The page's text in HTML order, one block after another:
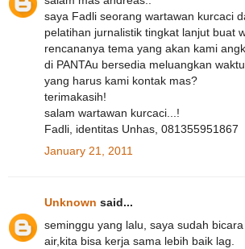
saya Fadli seorang wartawan kurcaci
pelatihan jurnalistik tingkat lanjut buat
rencananya tema yang akan kami
di PANTAu bersedia meluangkan
yang harus kami kontak mas?
terimakasih!
salam wartawan kurcaci...!
Fadli, identitas Unhas, 081355951867
January 21, 2011
Unknown said...
seminggu yang lalu, saya sudah
air,kita bisa kerja sama lebih baik lag.